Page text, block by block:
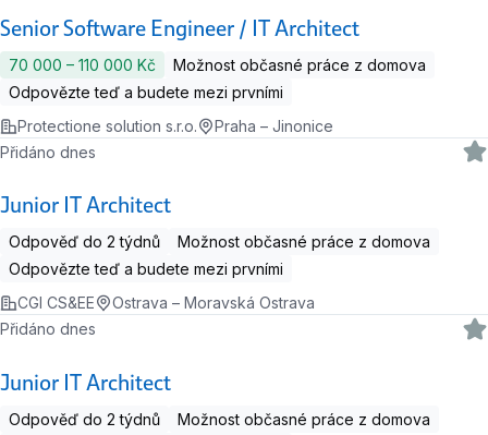
Senior Software Engineer / IT Architect
70 000 ‍–‍ 110 000 Kč
Možnost občasné práce z domova
Odpovězte teď a budete mezi prvními
Protectione solution s.r.o.
Praha – Jinonice
Junior IT Architect
Přidáno dnes
Odpověď do 2 týdnů
Možnost občasné práce z domova
Odpovězte teď a budete mezi prvními
CGI CS&EE
Ostrava – Moravská Ostrava
Junior IT Architect
Přidáno dnes
Odpověď do 2 týdnů
Možnost občasné práce z domova